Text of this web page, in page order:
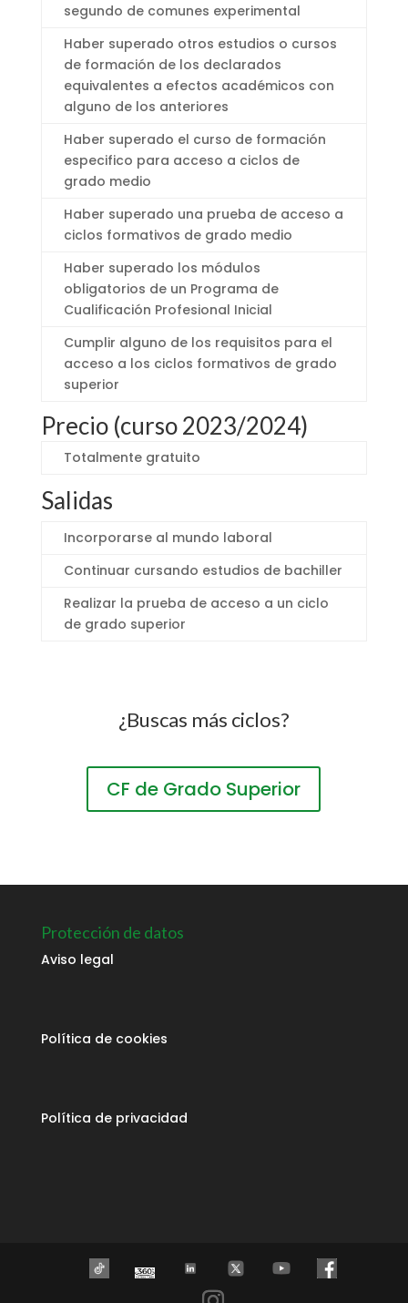
segundo de comunes experimental
Haber superado otros estudios o cursos
de formación de los declarados
equivalentes a efectos académicos con
alguno de los anteriores
Haber superado el curso de formación
especifico para acceso a ciclos de
grado medio
Haber superado una prueba de acceso a
ciclos formativos de grado medio
Haber superado los módulos
obligatorios de un Programa de
Cualificación Profesional Inicial
Cumplir alguno de los requisitos para el
acceso a los ciclos formativos de grado
superior
Precio (curso 2023/2024)
Totalmente gratuito
Salidas
Incorporarse al mundo laboral
Continuar cursando estudios de bachiller
Realizar la prueba de acceso a un ciclo
de grado superior
¿Buscas más ciclos?
CF de Grado Superior
Protección de datos
Aviso legal
Política de cookies
Política de privacidad